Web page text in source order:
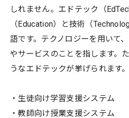
しれません。エドテック（
（Education）と技術（
語です。テクノロジーを用いて
やサービスのことを指します。
うなエドテックが挙げられます。
・生徒向け学習支援システム
・教師向け授業支援システム